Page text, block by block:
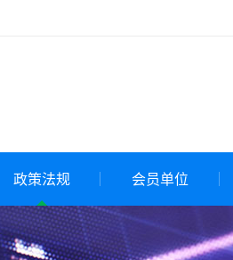
政策法规 会员单位